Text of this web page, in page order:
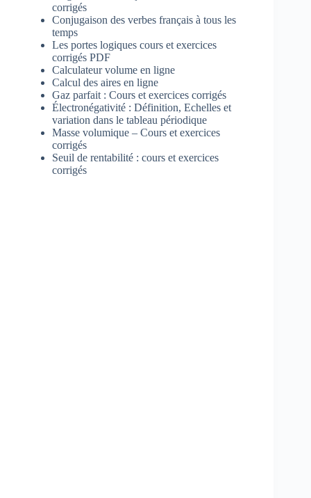
corrigés
Conjugaison des verbes français à tous les
temps
Les portes logiques cours et exercices
corrigés PDF
Calculateur volume en ligne
Calcul des aires en ligne
Gaz parfait : Cours et exercices corrigés
Électronégativité : Définition, Echelles et
variation dans le tableau périodique
Masse volumique – Cours et exercices
corrigés
Seuil de rentabilité : cours et exercices
corrigés